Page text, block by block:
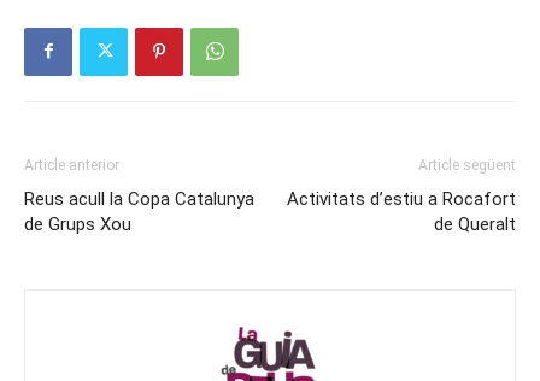
Article anterior
Reus acull la Copa Catalunya
de Grups Xou
Article següent
Activitats d’estiu a Rocafort
de Queralt